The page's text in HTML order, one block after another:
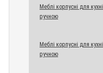
Меблі корпусні для
ручною
Меблі корпусні для
ручною